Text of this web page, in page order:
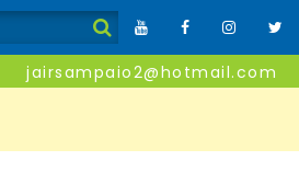
jairsampaio2@hotmail.com